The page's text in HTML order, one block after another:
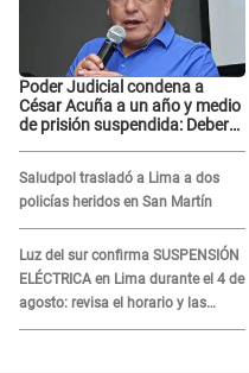
Poder Judicial condena a
César Acuña a un año y medio
de prisión suspendida: Deberá
Saludpol trasladó a Lima a dos
policías heridos en San Martín
Luz del sur confirma SUSPENSIÓN
ELÉCTRICA en Lima durante el 4 de
agosto: revisa el horario y las
zonas afectadas